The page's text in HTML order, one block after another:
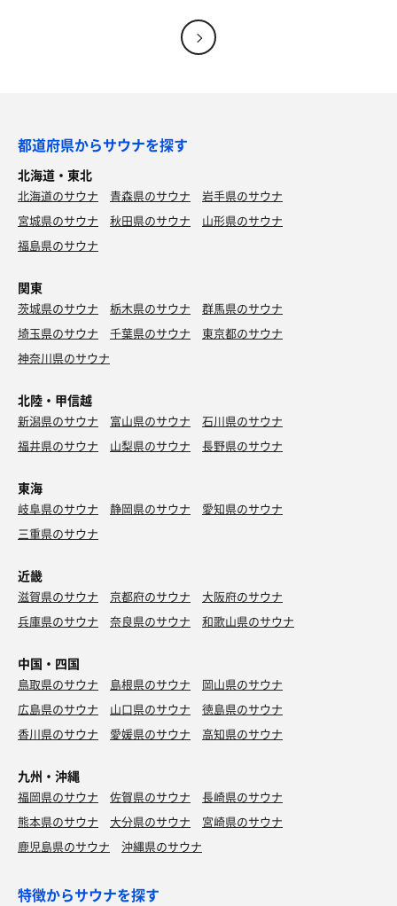
まずは遠赤外線サウナ。
広く、使い勝手の良さそうな…スパ銭では定番なサ室。送
オートロウリュが、室内3箇所のボタンでスタートする様
子。ロウリュ→撹拌×3で、けっこう楽しめた。
露天のととのいスペース、場所と時間によっては良い風が
吹く様子。
最終回は寝そうになった。
こちらは岩盤浴付きがデフォかと感じるくらい、館内着の
人が多かった。まあ、人自体多かったけれど。
…でも岩盤浴は水風呂無いし…それならホームに行くか
な、と思ってしまった。
ですよ。
アレ、濡れるとどうなるんだろ？て疑問が生じて、観察し
休憩スペースで夢うつつ。
エジプト展…動物園…水族館…本日はどう過ごそうか…。
な…。立ち飲みで軽く飲もうか、ちょっと頑張って美味い
宿泊のチェックアウト時間が迫る。
ここから、もう1ラウンド行こう。
GSSのサ室は段差が高め。猛者席はさらに高い。股関節は
90度を超える屈曲で脱臼リスクが出てくるので、登る時は
要注意。
定食
土日限定。 +お作り。天ぷらで１杯…といくか、メシ
都道府県からサウナを探す
北海道・東北
北海道のサウナ 青森県のサウナ
岩手県のサウナ
宮城県のサウナ
秋田県のサウナ
山形県のサウナ
福島県のサウナ
関東
茨城県のサウナ 栃木県のサウナ
群馬県のサウナ
埼玉県のサウナ
千葉県のサウナ
東京都のサウナ
神奈川県のサウナ
北陸・甲信越
新潟県のサウナ 富山県のサウナ
石川県のサウナ
福井県のサウナ
山梨県のサウナ 長野県のサウナ
東海
岐阜県のサウナ 静岡県のサウナ
愛知県のサウナ
三重県のサウナ
近畿
滋賀県のサウナ 京都府のサウナ
大阪府のサウナ
兵庫県のサウナ
奈良県のサウナ 和歌山県のサウナ
中国・四国
鳥取県のサウナ 島根県のサウナ
岡山県のサウナ
広島県のサウナ
山口県のサウナ
徳島県のサウナ
香川県のサウナ
愛媛県のサウナ 高知県のサウナ
九州・沖縄
福岡県のサウナ 佐賀県のサウナ
長崎県のサウナ
熊本県のサウナ
大分県のサウナ
宮崎県のサウナ
鹿児島県のサウナ
沖縄県のサウナ
特徴からサウナを探す